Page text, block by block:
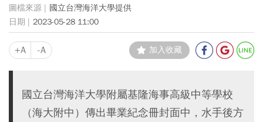
國立台灣海洋大學提供
2023-05-28 11:00
+A -A 加入收藏
國立台灣海洋大學附屬基隆海事高級中等學校
（海大附中）傳出畢業紀念冊封面中，水手後方